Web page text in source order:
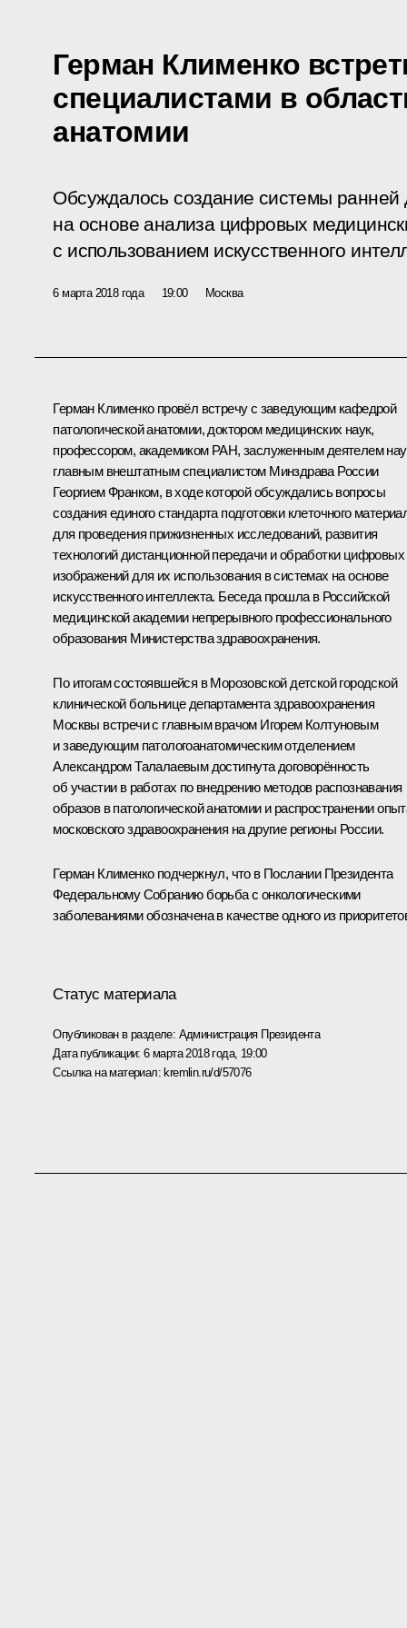
Герман Клименко
специалистами в
анатомии
Обсуждалось создание системы ранней
на основе анализа цифровых
с использованием искусственного
6 марта 2018 года 19:00 Москва
Герман Клименкопровёл встречу с заведующим кафедрой
патологической анатомии, доктором медицинских наук,
профессором, академиком РАН, заслуженным деятелем
главным внештатным специалистом Минздрава России
Георгием Франком, в ходе которой обсуждались вопросы
создания единого стандарта подготовки клеточного
для проведения прижизненных исследований, развития
технологий дистанционной передачи и обработки цифровых
изображений для их использования в системах на основе
искусственного интеллекта. Беседа прошла в Российской
медицинской академии непрерывного профессионального
образования Министерства здравоохранения.
По итогам состоявшейся в Морозовской детской городской
клинической больнице департамента здравоохранения
Москвы встречи с главным врачом Игорем Колтуновым
и заведующим патологоанатомическим отделением
Александром Талалаевым достигнута договорённость
об участии в работах по внедрению методов распознавания
образов в патологической анатомии и распространении
московского здравоохранения на другие регионы России.
Герман Клименко подчеркнул, что в Послании Президента
Федеральному Собранию борьба с онкологическими
заболеваниями обозначена в качестве одного из
Статус материала
Опубликован в разделе: Администрация Президента
Дата публикации:6 марта 2018 года, 19:00
Ссылка на материал: kremlin.ru/d/57076